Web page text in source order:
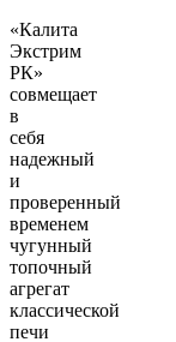
«Калита
Экстрим
РК»
совмещает
в
себя
надежный
и
проверенный
временем
чугунный
топочный
агрегат
классической
печи